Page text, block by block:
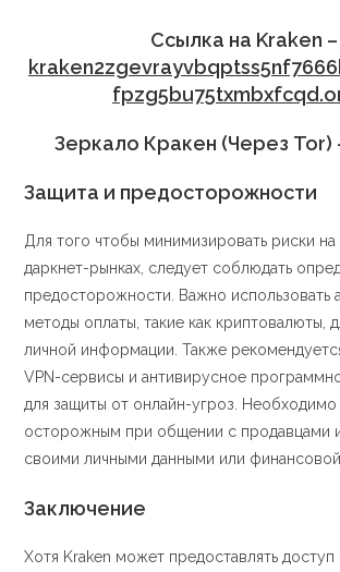
Cсылка на Kraken –
Зеркало Кракен (Через Tor)
Защита и предосторожности
Для того чтобы минимизировать риски на
даркнет-рынках, следует соблюдать
предосторожности. Важно использовать
методы оплаты, такие как криптовалюты,
личной информации. Также
VPN-сервисы и антивирусное
для защиты от онлайн-угроз. Необходимо
осторожным при общении с продавцами и
своими личными данными или
Заключение
Хотя Kraken может предоставлять доступ